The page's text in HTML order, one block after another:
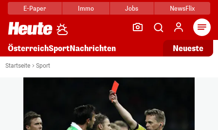
E-Paper Immo Jobs NewsFlix
ÖsterreichSportNachrichten Neueste
Startseite Sport